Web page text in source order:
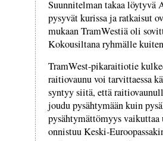
Suunnitelman takaa löytyvä
pysyvät kurissa ja ratkaisut
mukaan TramWestiä oli
Kokousiltana ryhmälle
TramWest-pikaraitiotie
raitiovaunu voi tarvittaessa
syntyy siitä, että
joudu pysähtymään kuin
pysähtymättömyys
onnistuu Keski-